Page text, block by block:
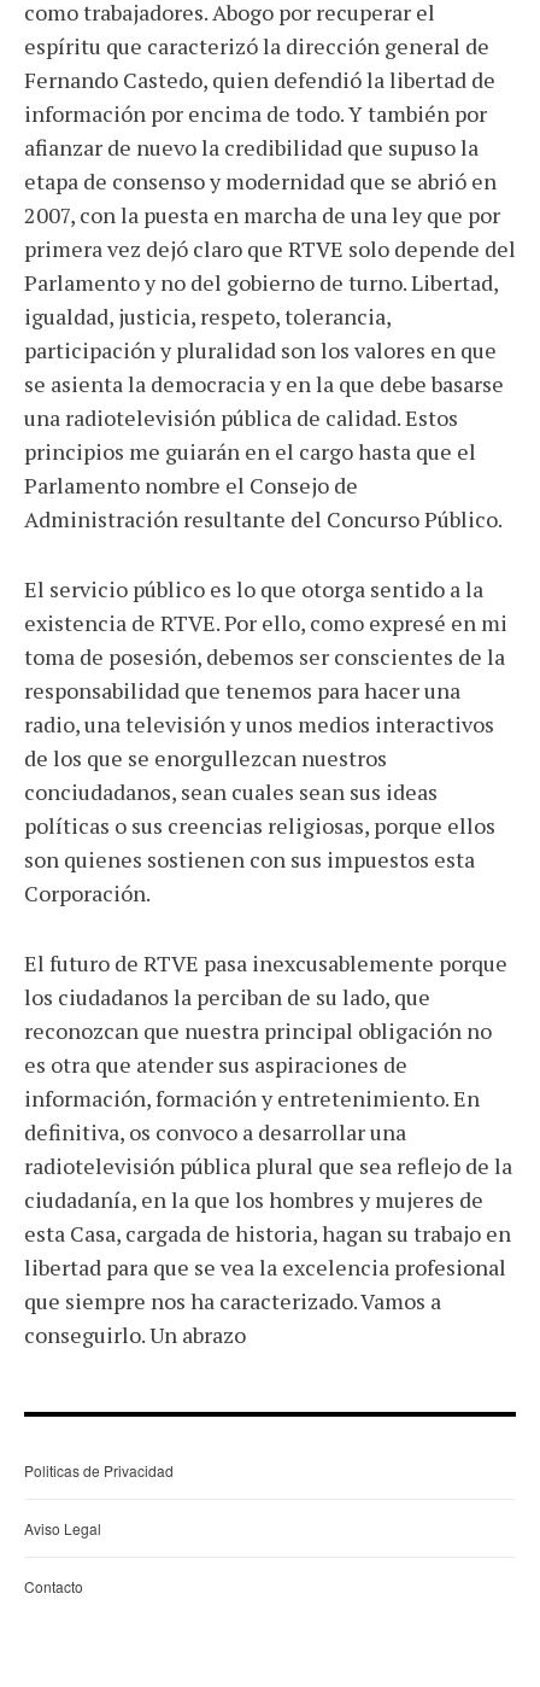
como trabajadores. Abogo por recuperar el
espíritu que caracterizó la dirección general de
Fernando Castedo, quien defendió la libertad de
información por encima de todo. Y también por
afianzar de nuevo la credibilidad que supuso la
etapa de consenso y modernidad que se abrió en
2007, con la puesta en marcha de una ley que por
primera vez dejó claro que RTVE solo depende del
Parlamento y no del gobierno de turno. Libertad,
igualdad, justicia, respeto, tolerancia,
participación y pluralidad son los valores en que
se asienta la democracia y en la que debe basarse
una radiotelevisión pública de calidad. Estos
principios me guiarán en el cargo hasta que el
Parlamento nombre el Consejo de
Administración resultante del Concurso Público.
El servicio público es lo que otorga sentido a la
existencia de RTVE. Por ello, como expresé en mi
toma de posesión, debemos ser conscientes de la
responsabilidad que tenemos para hacer una
radio, una televisión y unos medios interactivos
de los que se enorgullezcan nuestros
conciudadanos, sean cuales sean sus ideas
políticas o sus creencias religiosas, porque ellos
son quienes sostienen con sus impuestos esta
Corporación.
El futuro de RTVE pasa inexcusablemente porque
los ciudadanos la perciban de su lado, que
reconozcan que nuestra principal obligación no
es otra que atender sus aspiraciones de
información, formación y entretenimiento. En
definitiva, os convoco a desarrollar una
radiotelevisión pública plural que sea reflejo de la
ciudadanía, en la que los hombres y mujeres de
esta Casa, cargada de historia, hagan su trabajo en
libertad para que se vea la excelencia profesional
que siempre nos ha caracterizado. Vamos a
conseguirlo. Un abrazo
Politicas de Privacidad
Aviso Legal
Contacto